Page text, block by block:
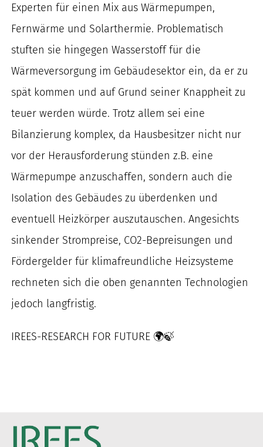
Experten für einen Mix aus Wärmepumpen,
Fernwärme und Solarthermie. Problematisch
stuften sie hingegen Wasserstoff für die
Wärmeversorgung im Gebäudesektor ein, da er zu
spät kommen und auf Grund seiner Knappheit zu
teuer werden würde. Trotz allem sei eine
Bilanzierung komplex, da Hausbesitzer nicht nur
vor der Herausforderung stünden z.B. eine
Wärmepumpe anzuschaffen, sondern auch die
Isolation des Gebäudes zu überdenken und
eventuell Heizkörper auszutauschen. Angesichts
sinkender Strompreise, CO2-Bepreisungen und
Fördergelder für klimafreundliche Heizsysteme
rechneten sich die oben genannten Technologien
jedoch langfristig.
IREES-RESEARCH FOR FUTURE 🌍🍃